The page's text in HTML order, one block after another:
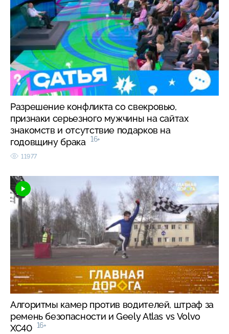
Разрешение конфликта со свекровью,
признаки серьезного мужчины на сайтах
знакомств и отсутствие подарков на
годовщину брака
16+
11977
Алгоритмы камер против водителей, штраф за
ремень безопасности и Geely Atlas vs Volvo
XC40 16+